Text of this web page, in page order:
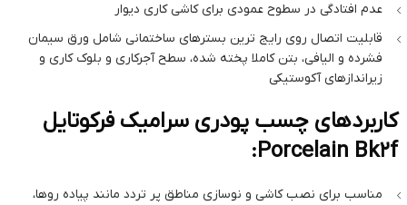
عدم افتادگی در سطوح عمودی برای کاشی کاری دیوار
قابلیت اتصال روی رایج ترین بسترهای ساختمانی شامل ورق سیمان
فشرده و الیافی، بتن کاملا پخته شده، سطح آجرکاری و بلوک کاری و
زیراندازهای آکوستیکی
کاربردهای چسب پودری سرامیک فرکوتایل
Porcelain Bk2f:
مناسب برای نصب کاشی و نوسازی مناطق پر تردد مانند پیاده‌ روها،